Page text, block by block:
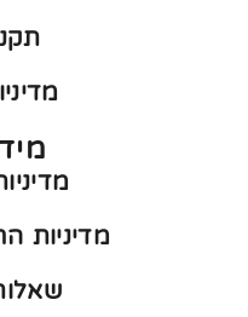
מדיניות